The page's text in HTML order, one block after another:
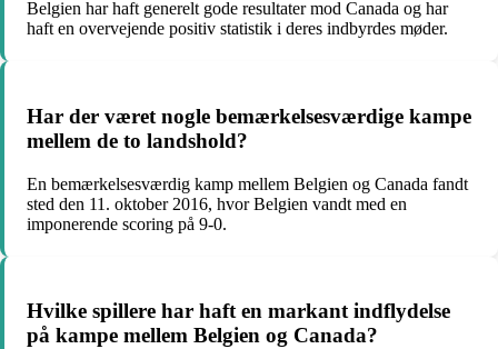
Belgien har haft generelt gode resultater mod Canada og har
haft en overvejende positiv statistik i deres indbyrdes møder.
Har der været nogle bemærkelsesværdige kampe
mellem de to landshold?
En bemærkelsesværdig kamp mellem Belgien og Canada fandt
sted den 11. oktober 2016, hvor Belgien vandt med en
imponerende scoring på 9-0.
Hvilke spillere har haft en markant indflydelse
på kampe mellem Belgien og Canada?